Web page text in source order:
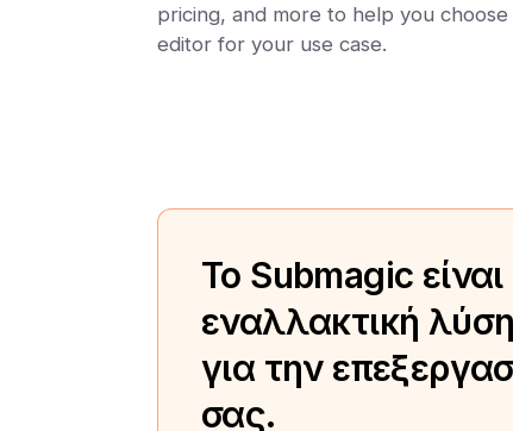
pricing, and more to help you
editor for your use case.
Το Submagic
εναλλακτική λύση
για την
σας.